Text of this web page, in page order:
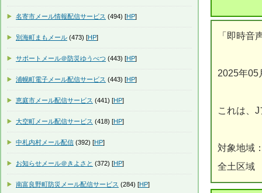
「即時音
2025年05
これは、
対象地域
全土区域
名寄市メール情報配信サービス (494) [HP]
別海町まもメール (473) [HP]
サポートメール＠防災ゆうべつ (443) [HP]
浦幌町電子メール配信サービス (443) [HP]
恵庭市メール配信サービス (441) [HP]
大空町メール配信サービス (418) [HP]
中札内村メール配信 (392) [HP]
お知らせメール＠きよさと (372) [HP]
南富良野町防災メール配信サービス (284) [HP]